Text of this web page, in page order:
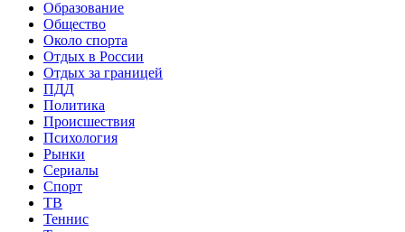
Образование
Общество
Около спорта
Отдых в России
Отдых за границей
ПДД
Политика
Происшествия
Психология
Рынки
Сериалы
Спорт
ТВ
Теннис